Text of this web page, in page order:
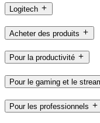
Logitech
Acheter des produits
Pour la productivité
Pour le gaming et le
Pour les professionnels